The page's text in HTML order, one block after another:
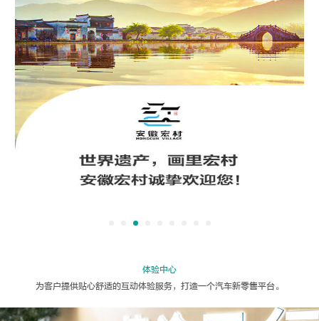
体验中心
为客户提供贴心舒适的互动体验服务，打造一个汽车新零售平台。